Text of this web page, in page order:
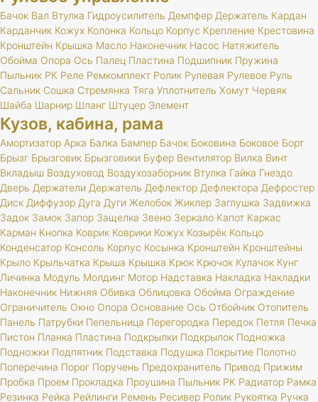
Бачок Вал Втулка Гидроусилитель Демпфер Держатель Кардан
Карданчик Кожух Колонка Кольцо Корпус Крепление Крестовина
Кронштейн Крышка Масло Наконечник Насос Натяжитель
Обойма Опора Ось Палец Пластина Подшипник Пружина
Пыльник РК Реле Ремкомплект Ролик Рулевая Рулевое Руль
Сальник Сошка Стремянка Тяга Уплотнитель Хомут Червяк
Шайба Шарнир Шланг Штуцер Элемент
Кузов, кабина, рама
Амортизатор Арка Балка Бампер Бачок Боковина Боковое Борт
Брызг Брызговик Брызговики Буфер Вентилятор Вилка Винт
Вкладыш Воздуховод Воздухозаборник Втулка Гайка Гнездо
Дверь Держатели Держатель Дефлектор Дефлектора Дефростер
Диск Диффузор Дуга Дуги Желобок Жиклер Заглушка Задвижка
Задок Замок Запор Защелка Звено Зеркало Капот Каркас
Карман Кнопка Коврик Коврики Кожух Козырёк Кольцо
Конденсатор Консоль Корпус Косынка Кронштейн Кронштейны
Крыло Крыльчатка Крыша Крышка Крюк Крючок Кулачок Кунг
Личинка Модуль Молдинг Мотор Надставка Накладка Накладки
Наконечник Нижняя Обивка Облицовка Обойма Ограждение
Ограничитель Окно Опора Основание Ось Отбойник Отопитель
Панель Патрубки Пепельница Перегородка Передок Петля Печка
Пистон Планка Пластина Подкрылки Подкрылок Подножка
Подножки Подпятник Подставка Подушка Покрытие Полотно
Поперечина Порог Поручень Предохранитель Привод Прижим
Пробка Проем Прокладка Проушина Пыльник РК Радиатор Рамка
Резинка Рейка Рейлинги Ремень Ресивер Ролик Рукоятка Ручка